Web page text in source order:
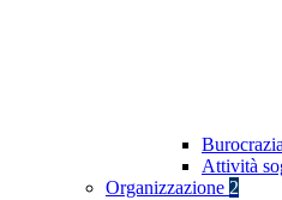
Attività
Organizzazione 2